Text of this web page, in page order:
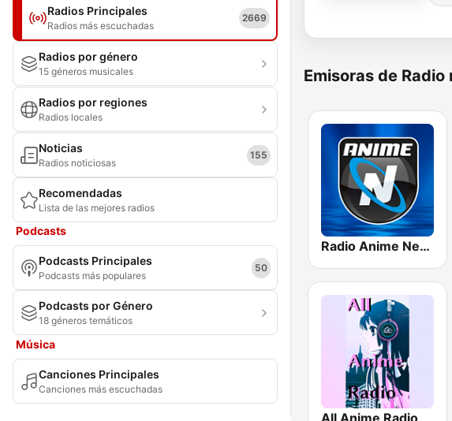
Radios Principales
Radios más escuchadas
2669
Radios por género
15 géneros musicales
Radios por regiones
Radios locales
Noticias
Radios noticiosas
155
Recomendadas
Lista de las mejores radios
Podcasts
Podcasts Principales
Podcasts más populares
50
Podcasts por Género
18 géneros temáticos
Música
Canciones Principales
Canciones más escuchadas
Emisoras de
Radio Anime Nexus
All Anime Radio